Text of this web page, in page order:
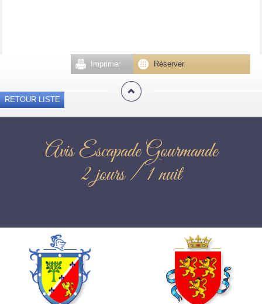
Réserver
Imprimer
RETOUR LISTE
Avis Escapade Gourmande
2 jours / 1 nuit